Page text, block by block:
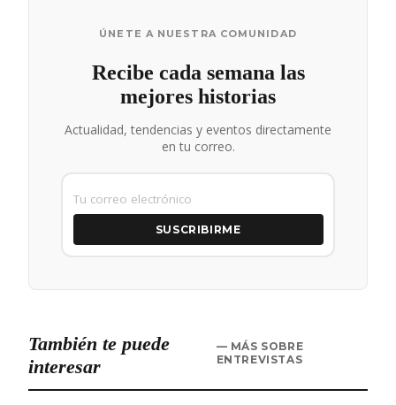
ÚNETE A NUESTRA COMUNIDAD
Recibe cada semana las
mejores historias
Actualidad, tendencias y eventos directamente
en tu correo.
SUSCRIBIRME
También te puede
interesar
— MÁS SOBRE
ENTREVISTAS